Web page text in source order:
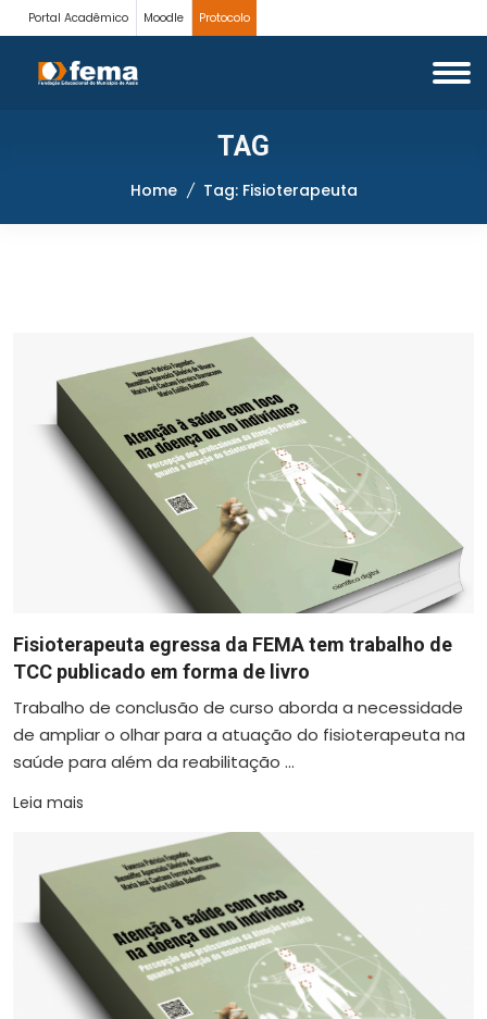
Portal Acadêmico Moodle Protocolo
TAG
Home Tag: Fisioterapeuta
Fisioterapeuta egressa da FEMA tem trabalho de
TCC publicado em forma de livro
Trabalho de conclusão de curso aborda a necessidade
de ampliar o olhar para a atuação do fisioterapeuta na
saúde para além da reabilitação ...
Leia mais